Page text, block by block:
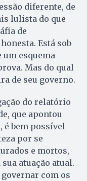
diferente, de
lulista do que
de
Está sob
um esquema
Mas do qual
de seu governo.
do relatório
que apontou
é bem possível
por se
e mortos,
atuação atual.
governar com os